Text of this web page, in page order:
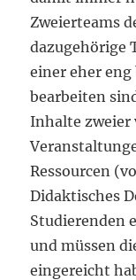
Zweierteams
dazugehörige
einer eher
bearbeiten
Inhalte zweier
Ressourcen
Didaktisches
Studierenden
und müssen
eingereicht